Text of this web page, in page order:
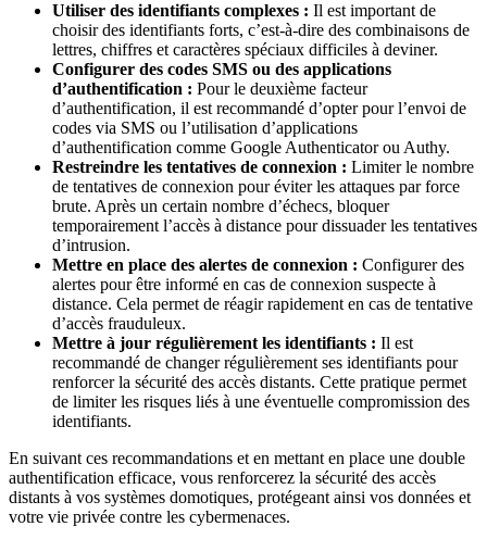
Utiliser des identifiants complexes : Il est important de
choisir des identifiants forts, c’est-à-dire des combinaisons de
lettres, chiffres et caractères spéciaux difficiles à deviner.
Configurer des codes SMS ou des applications
d’authentification : Pour le deuxième facteur
d’authentification, il est recommandé d’opter pour l’envoi de
codes via SMS ou l’utilisation d’applications
d’authentification comme Google Authenticator ou Authy.
Restreindre les tentatives de connexion : Limiter le nombre
de tentatives de connexion pour éviter les attaques par force
brute. Après un certain nombre d’échecs, bloquer
temporairement l’accès à distance pour dissuader les tentatives
d’intrusion.
Mettre en place des alertes de connexion : Configurer des
alertes pour être informé en cas de connexion suspecte à
distance. Cela permet de réagir rapidement en cas de tentative
d’accès frauduleux.
Mettre à jour régulièrement les identifiants : Il est
recommandé de changer régulièrement ses identifiants pour
renforcer la sécurité des accès distants. Cette pratique permet
de limiter les risques liés à une éventuelle compromission des
identifiants.
En suivant ces recommandations et en mettant en place une double
authentification efficace, vous renforcerez la sécurité des accès
distants à vos systèmes domotiques, protégeant ainsi vos données et
votre vie privée contre les cybermenaces.